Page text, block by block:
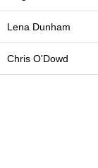
Lena Dunham
Chris O'Dowd